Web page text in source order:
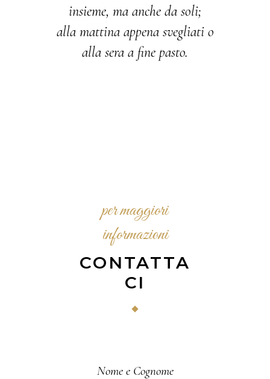
insieme, ma anche da soli;
alla mattina appena svegliati o
alla sera a fine pasto.
per maggiori
informazioni
CONTATTA
CI
Nome e Cognome